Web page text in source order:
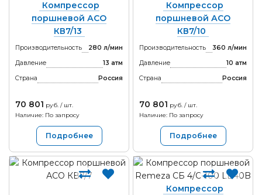
Компрессор
поршневой АСО
КВ7/13
Производительность
280 л/мин
Давление
13 атм
Страна
Россия
70 801 руб. / шт.
Наличие: По запросу
Подробнее
Компрессор
поршневой АСО
КВ7/10
Производительность
360 л/мин
Давление
10 атм
Страна
Россия
70 801 руб. / шт.
Наличие: По запросу
Подробнее
Компрессор